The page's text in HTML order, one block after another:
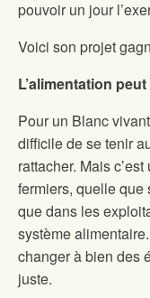
pouvoir un jour
Voici son projet
L’alimentation
Pour un Blanc
difficile de se tenir
rattacher. Mais
fermiers, quelle
que dans les
système
changer à bien des
juste.